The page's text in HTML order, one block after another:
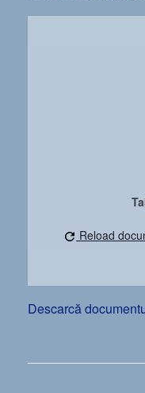
Reload
Descarcă